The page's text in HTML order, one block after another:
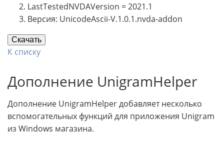
LastTestedNVDAVersion = 2021.1
Версия: UnicodeAscii-V.1.0.1.nvda-addon
Скачать
К списку
Дополнение UnigramHelper
Дополнение UnigramHelper добавляет несколько
вспомогательных функций для приложения Unigram
из Windows магазина.